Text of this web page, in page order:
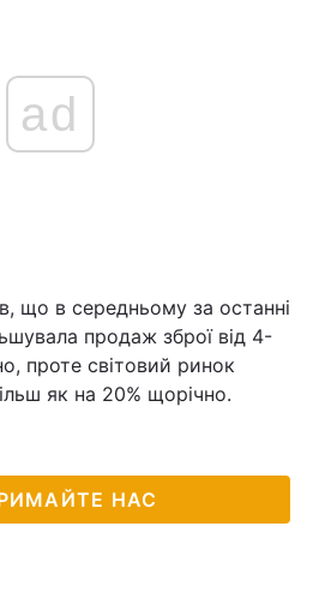
ad
що в середньому за останні
продаж зброї від 4-
проте світовий ринок
як на 20% щорічно.
НАС